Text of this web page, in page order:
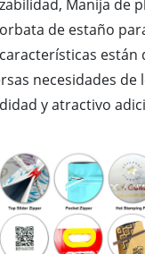
Manija de
de estaño
están
necesidades de
y atractivo